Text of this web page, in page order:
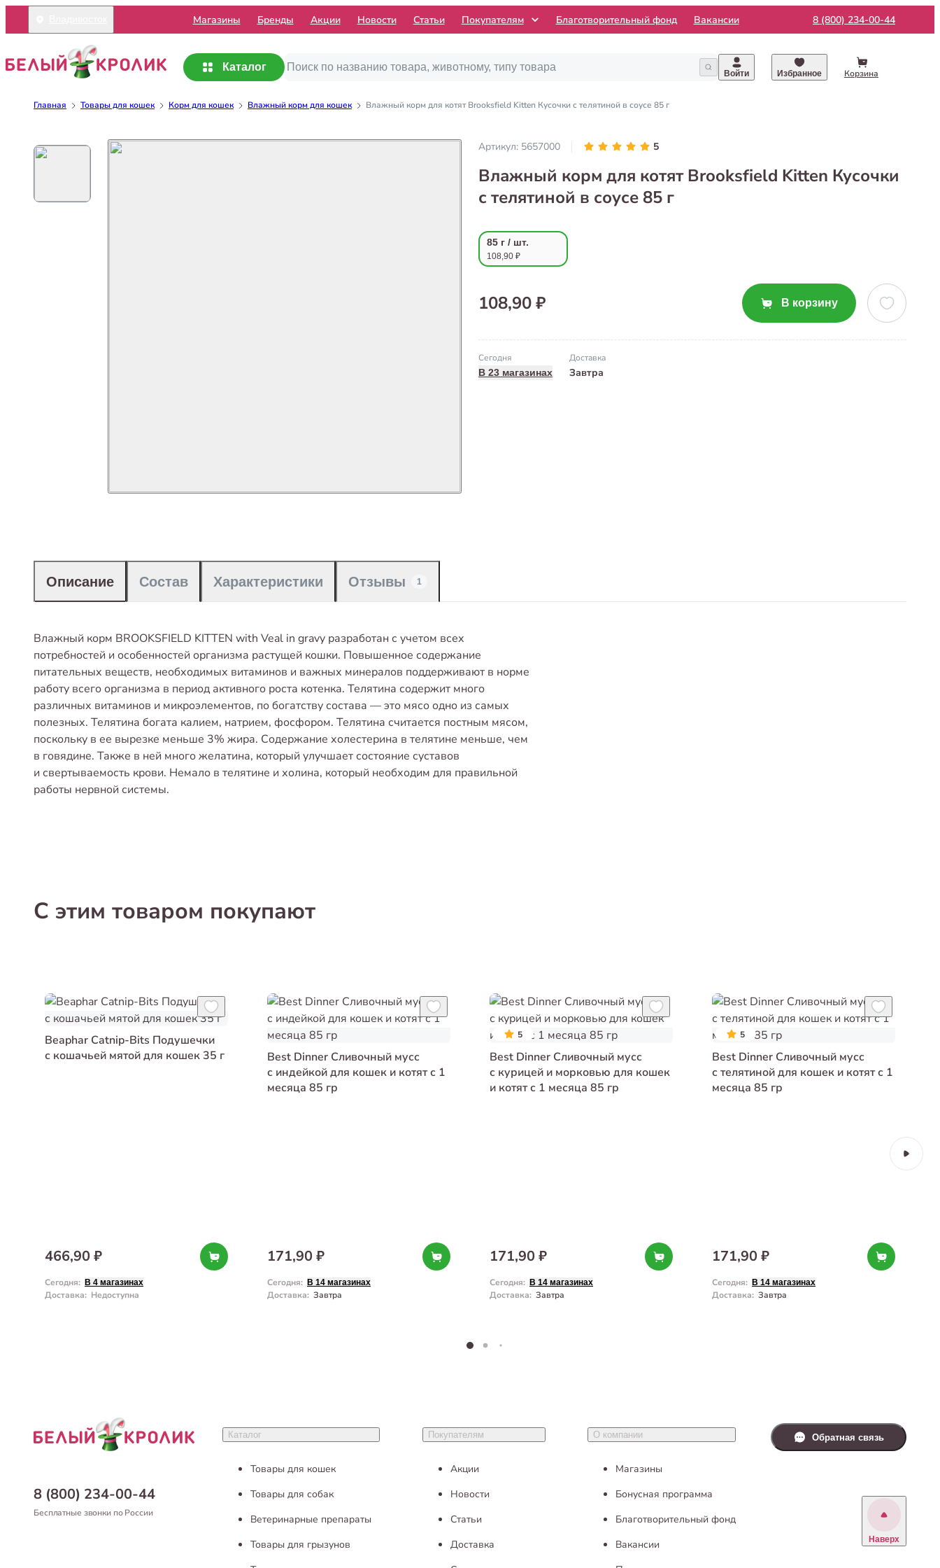
Mагазины Бренды Акции Новости Статьи Покупателям Благотворительный фонд Вакансии 8 (800) 234-00-44
Каталог
Войти Избранное Корзина
Главная Товары для кошек Корм для кошек Влажный корм для кошек Влажный корм для котят Brooksfield Kitten Кусочки с телятиной в соусе 85 г
Артикул: 5657000 5
Влажный корм для котят Brooksfield Kitten Кусочки
с телятиной в соусе 85 г
85 г / шт.
108,90 ₽
108,90 ₽ В корзину
Сегодня
В 23 магазинах
Доставка
Завтра
Описание Состав Характеристики Отзывы 1
Влажный корм BROOKSFIELD KITTEN with Veal in gravy разработан с учетом всех
потребностей и особенностей организма растущей кошки. Повышенное содержание
питательных веществ, необходимых витаминов и важных минералов поддерживают в норме
работу всего организма в период активного роста котенка. Телятина содержит много
различных витаминов и микроэлементов, по богатству состава — это мясо одно из самых
полезных. Телятина богата калием, натрием, фосфором. Телятина считается постным мясом,
поскольку в ее вырезке меньше 3% жира. Содержание холестерина в телятине меньше, чем
в говядине. Также в ней много желатина, который улучшает состояние суставов
и свертываемость крови. Немало в телятине и холина, который необходим для правильной
работы нервной системы.
С этим товаром покупают
Beaphar Catnip-Bits Подушечки
с кошачьей мятой для кошек 35 г
466,90 ₽
Сегодня: В 4 магазинах
Доставка: Недоступна
Best Dinner Сливочный мусс
с индейкой для кошек и котят с 1
месяца 85 гр
171,90 ₽
Сегодня: В 14 магазинах
Доставка: Завтра
5
Best Dinner Сливочный мусс
с курицей и морковью для кошек
и котят с 1 месяца 85 гр
171,90 ₽
Сегодня: В 14 магазинах
Доставка: Завтра
5
Best Dinner Сливочный мусс
с телятиной для кошек и котят с 1
месяца 85 гр
171,90 ₽
Сегодня: В 14 магазинах
Доставка: Завтра
8 (800) 234-00-44
Бесплатные звонки по России
Каталог
Товары для кошек
Товары для собак
Ветеринарные препараты
Товары для грызунов
Покупателям
Акции
Новости
Статьи
Доставка
О компании
Магазины
Бонусная программа
Благотворительный фонд
Вакансии
Обратная связь
Наверх